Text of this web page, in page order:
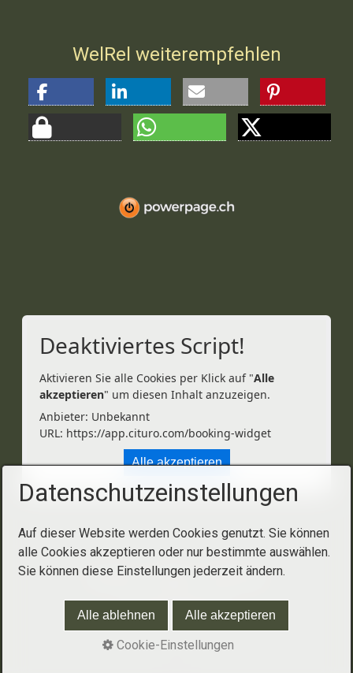
WelRel weiterempfehlen
Deaktiviertes Script!
Aktivieren Sie alle Cookies per Klick auf "Alle
akzeptieren" um diesen Inhalt anzuzeigen.
Anbieter: Unbekannt
URL: https://app.cituro.com/booking-widget
Alle akzeptieren
Startseite Kontakt Impressum
© 2026 WelRel.ch
Datenschutzeinstellungen
Auf dieser Website werden Cookies genutzt. Sie können
alle Cookies akzeptieren oder nur bestimmte auswählen.
Sie können diese Einstellungen jederzeit ändern.
Alle ablehnen Alle akzeptieren
Cookie-Einstellungen